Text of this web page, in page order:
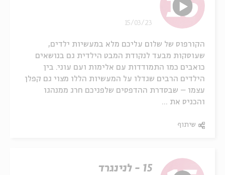
15/03/23
הקורפוס של שלום עליכם מלא במעשיות ילדים,
שעוסקות מבעד לנקודת המבט הילדית גם בנושאים
כואבים כמו התמודדות עם אלימות ועם עוני. בין
הילדים הרבים שגדלו על המעשיות הללו מצוי גם קפלן
עצמו – שבסדרת ההדפסים שלפניכם חרג ממנהגו
והכניס את ...
שיתוף
15 - לנינגרד